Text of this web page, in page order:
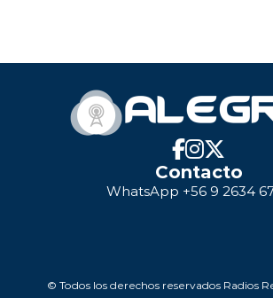
Contacto
WhatsApp +56 9 2634
© Todos los derechos reservados Radios